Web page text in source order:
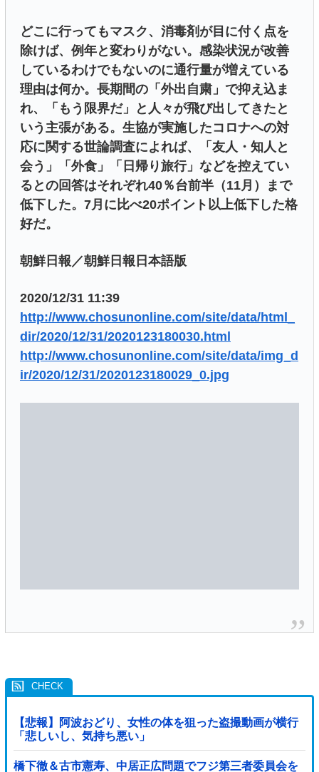
どこに行ってもマスク、消毒剤が目に付く点を
除けば、例年と変わりがない。感染状況が改善
しているわけでもないのに通行量が増えている
理由は何か。長期間の「外出自粛」で抑え込ま
れ、「もう限界だ」と人々が飛び出してきたと
いう主張がある。生協が実施したコロナへの対
応に関する世論調査によれば、「友人・知人と
会う」「外食」「日帰り旅行」などを控えてい
るとの回答はそれぞれ40％台前半（11月）まで
低下した。7月に比べ20ポイント以上低下した格
好だ。
朝鮮日報／朝鮮日報日本語版
2020/12/31 11:39
http://www.chosunonline.com/site/data/html_
dir/2020/12/31/2020123180030.html
http://www.chosunonline.com/site/data/img_d
ir/2020/12/31/2020123180029_0.jpg
【悲報】阿波おどり、女性の体を狙った盗撮動画が横行
「悲しいし、気持ち悪い」
橋下徹＆古市憲寿、中居正広問題でフジ第三者委員会を